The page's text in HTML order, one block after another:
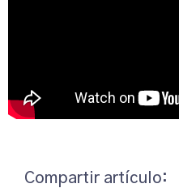
Compartir artículo: